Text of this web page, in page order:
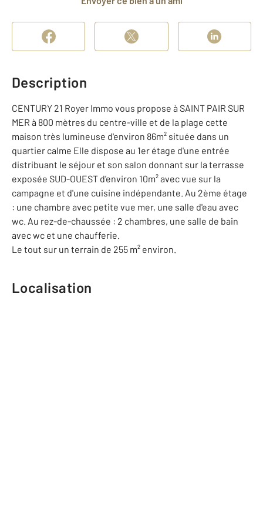
Description
CENTURY 21 Royer Immo vous propose à SAINT PAIR SUR
MER à 800 mètres du centre-ville et de la plage cette
maison très lumineuse d'environ 86m² située dans un
quartier calme Elle dispose au 1er étage d'une entrée
distribuant le séjour et son salon donnant sur la terrasse
exposée SUD-OUEST d'environ 10m² avec vue sur la
campagne et d'une cuisine indépendante. Au 2ème étage
: une chambre avec petite vue mer, une salle d'eau avec
wc. Au rez-de-chaussée : 2 chambres, une salle de bain
avec wc et une chaufferie.
Le tout sur un terrain de 255 m² environ.
Localisation